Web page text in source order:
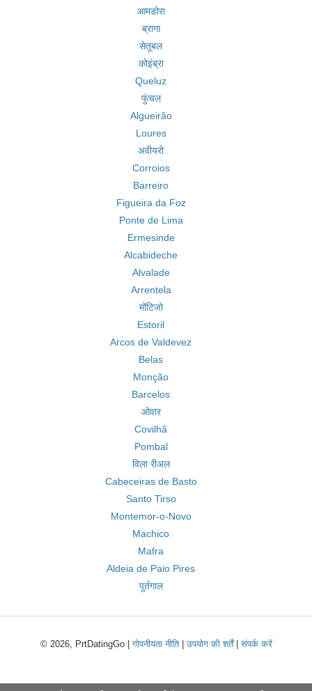
आमडोरा
ब्रागा
सेतूबल
कोइंब्रा
Queluz
फुंचल
Algueirão
Loures
अवीयरो
Corroios
Barreiro
Figueira da Foz
Ponte de Lima
Ermesinde
Alcabideche
Alvalade
Arrentela
मोंटिजो
Estoril
Arcos de Valdevez
Belas
Monção
Barcelos
ओवार
Covilhã
Pombal
विला रीअल
Cabeceiras de Basto
Santo Tirso
Montemor-o-Novo
Machico
Mafra
Aldeia de Paio Pires
पुर्तगाल
© 2026, PrtDatingGo |गोपनीयता नीति|उपयोग की शर्तें|संपर्क करें